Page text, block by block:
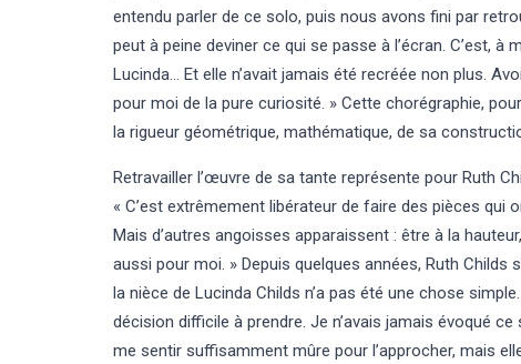
entendu parler de ce solo, puis nous avons fini par
peut à peine deviner ce qui se passe à l’écran. C’est, à
Lucinda… Et elle n’avait jamais été recréée non plus.
pour moi de la pure curiosité. » Cette chorégraphie,
la rigueur géométrique, mathématique, de sa
Retravailler l’œuvre de sa tante représente pour Ruth
« C’est extrêmement libérateur de faire des pièces qui
Mais d’autres angoisses apparaissent : être à la
aussi pour moi. » Depuis quelques années, Ruth Childs
la nièce de Lucinda Childs n’a pas été une chose
décision difficile à prendre. Je n’avais jamais évoqué
me sentir suffisamment mûre pour l’approcher, mais